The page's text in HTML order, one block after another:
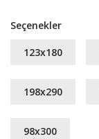
Seçenekler
123x180
198x290
98x300